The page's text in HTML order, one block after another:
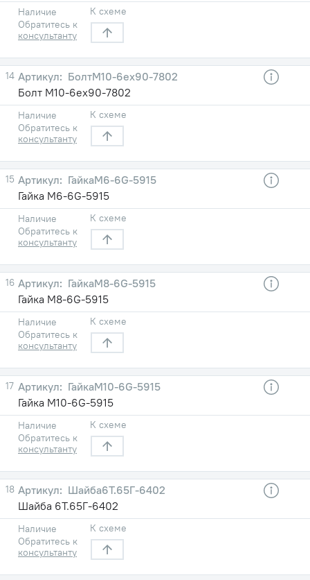
Наличие
Обратитесь к
консультанту
К схеме
14
БолтМ10-6eх90-7802
Болт М10-6eх90-7802
Наличие
Обратитесь к
консультанту
К схеме
15
ГайкаМ6-6G-5915
Гайка М6-6G-5915
Наличие
Обратитесь к
консультанту
К схеме
16
ГайкаМ8-6G-5915
Гайка М8-6G-5915
Наличие
Обратитесь к
консультанту
К схеме
17
ГайкаМ10-6G-5915
Гайка М10-6G-5915
Наличие
Обратитесь к
консультанту
К схеме
18
Шайба6Т.65Г-6402
Шайба 6Т.65Г-6402
Наличие
Обратитесь к
консультанту
К схеме